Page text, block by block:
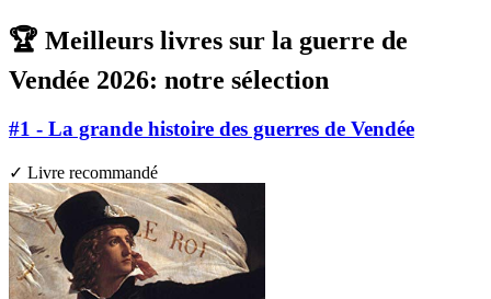
🏆 Meilleurs livres sur la guerre de
Vendée 2026: notre sélection
#1 - La grande histoire des guerres de Vendée
✓ Livre recommandé